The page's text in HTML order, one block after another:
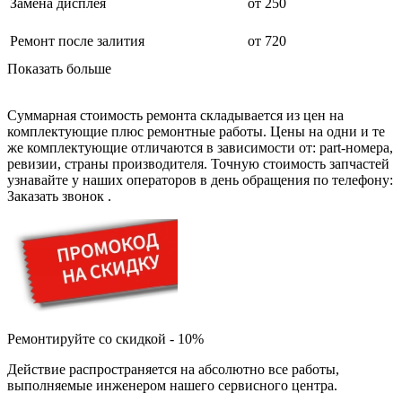
дисководов
диспенсеров
дисплеев
дистилляторов воды
дизельных горелок
дизельных генераторов
dj станций
dji goggles
документ-камер
домашних кинотеатров
домофонов
дорожек для ходьбы
драйкулеров
драм машин
дрелей для алмазного бурения
дрелей-шуруповертов
дрелей ударных
Ремонт после залития
от 720
Показать больше
Суммарная стоимость ремонта складывается из цен на
комплектующие плюс ремонтные работы. Цены на одни и те
же комплектующие отличаются в зависимости от: part-номера,
ревизии, страны производителя. Точную стоимость запчастей
узнавайте у наших операторов в день обращения по телефону:
Заказать звонок .
Ремонтируйте со скидкой - 10%
Действие распространяется на абсолютно все работы,
выполняемые инженером нашего сервисного центра.